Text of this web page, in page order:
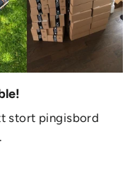
stort pingisbord